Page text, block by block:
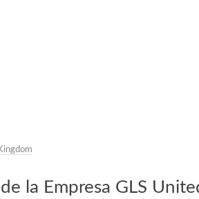
la Empresa GLS